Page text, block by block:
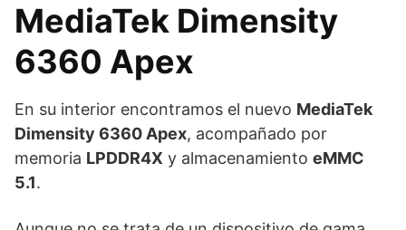
MediaTek Dimensity
6360 Apex
En su interior encontramos el nuevo MediaTek
Dimensity 6360 Apex, acompañado por
memoria LPDDR4X y almacenamiento eMMC
5.1.